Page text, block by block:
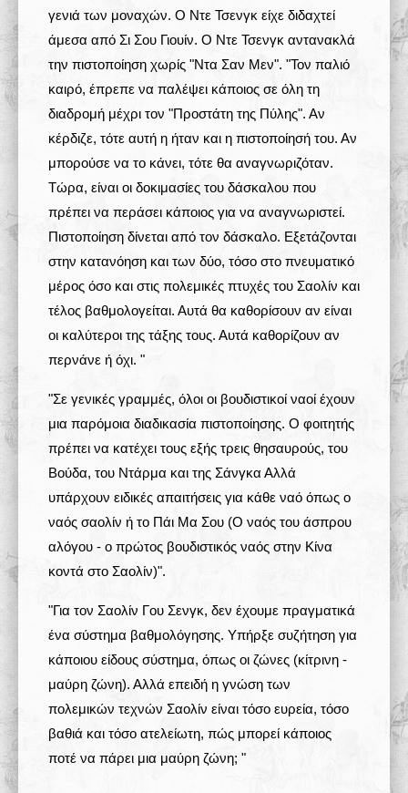
γενιά των μοναχών. Ο Ντε Τσενγκ είχε διδαχτεί
άμεσα από Σι Σου Γιουίν. Ο Ντε Τσενγκ αντανακλά
την πιστοποίηση χωρίς "Ντα Σαν Μεν". "Τον παλιό
καιρό, έπρεπε να παλέψει κάποιος σε όλη τη
διαδρομή μέχρι τον "Προστάτη της Πύλης". Αν
κέρδιζε, τότε αυτή η ήταν και η πιστοποίησή του. Αν
μπορούσε να το κάνει, τότε θα αναγνωριζόταν.
Τώρα, είναι οι δοκιμασίες του δάσκαλου που
πρέπει να περάσει κάποιος για να αναγνωριστεί.
Πιστοποίηση δίνεται από τον δάσκαλο. Εξετάζονται
στην κατανόηση και των δύο, τόσο στο πνευματικό
μέρος όσο και στις πολεμικές πτυχές του Σαολίν και
τέλος βαθμολογείται. Αυτά θα καθορίσουν αν είναι
οι καλύτεροι της τάξης τους. Αυτά καθορίζουν αν
περνάνε ή όχι. "
"Σε γενικές γραμμές, όλοι οι βουδιστικοί ναοί έχουν
μια παρόμοια διαδικασία πιστοποίησης. Ο φοιτητής
πρέπει να κατέχει τους εξής τρεις θησαυρούς, του
Βούδα, του Ντάρμα και της Σάνγκα Αλλά
υπάρχουν ειδικές απαιτήσεις για κάθε ναό όπως ο
ναός σαολίν ή το Πάι Μα Σου (Ο ναός του άσπρου
αλόγου - ο πρώτος βουδιστικός ναός στην Κίνα
κοντά στο Σαολίν)".
"Για τον Σαολίν Γου Σενγκ, δεν έχουμε πραγματικά
ένα σύστημα βαθμολόγησης. Υπήρξε συζήτηση για
κάποιου είδους σύστημα, όπως οι ζώνες (κίτρινη -
μαύρη ζώνη). Αλλά επειδή η γνώση των
πολεμικών τεχνών Σαολίν είναι τόσο ευρεία, τόσο
βαθιά και τόσο ατελείωτη, πώς μπορεί κάποιος
ποτέ να πάρει μια μαύρη ζώνη; "